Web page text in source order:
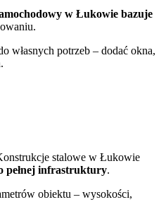
w Łukowie bazuje
własnych potrzeb – dodać okna,
stalowe w Łukowie
pełnej infrastruktury.
obiektu – wysokości,